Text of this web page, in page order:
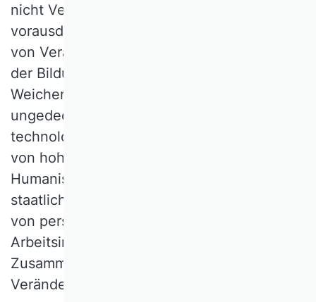
nicht Verhinderer, sondern als mit- und
vorausdenkende Individuen Wegbereiter
von Veränderung. Staatliche Offensiven in
der Bildungspolitik haben dafür wichtige
Weichen gestellt und sind angesichts eines
ungedeckten Fachkräftebedarfs in
technologienahen Arbeitsfeldern weiterhin
von hoher Relevanz. Auch für die
Humanisierung der Arbeit bedurfte es einer
staatlichen Offensive, um die Bedeutung
von persönlichkeitsförderlichen
Arbeitsinhalten, Autonomie und Qualität der
Zusammenarbeit als Voraussetzung für
Veränderungsfähigkeit zu sehen.